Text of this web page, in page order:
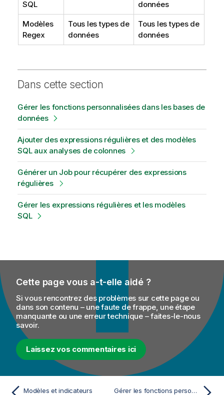
SQL données
Modèles
Regex
Tous les types de
données
Tous les types de
données
Dans cette section
Gérer les fonctions personnalisées dans les bases de
données
Ajouter des expressions régulières et des modèles
SQL aux analyses de colonnes
Générer un Job pour récupérer des expressions
régulières
Gérer les expressions régulières et les modèles
SQL
Cette page vous a-t-elle aidé ?
Si vous rencontrez des problèmes sur cette page ou
dans son contenu – une faute de frappe, une étape
manquante ou une erreur technique – faites-le-nous
savoir.
Laissez vos commentaires ici
Modèles et indicateurs Gérer les fonctions personnalisées dans les bases de données